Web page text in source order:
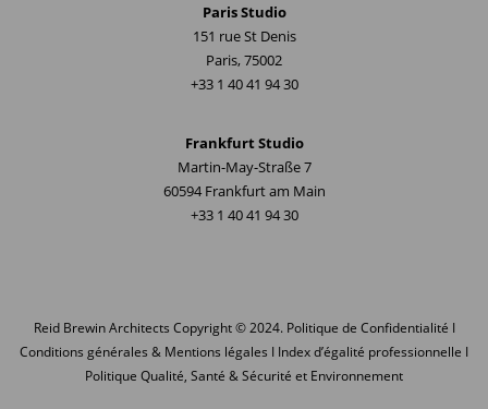
Paris Studio
151 rue St Denis
Paris, 75002
+33 1 40 41 94 30
Frankfurt Studio
Martin-May-Straße 7
60594 Frankfurt am Main
+33 1 40 41 94 30
Reid Brewin Architects Copyright © 2024. Politique de Confidentialité I
Conditions générales & Mentions légales I Index d’égalité professionnelle I
Politique Qualité, Santé & Sécurité et Environnement